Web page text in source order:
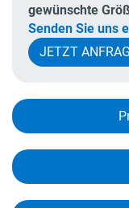
gewünschte
Senden Sie uns
JETZT